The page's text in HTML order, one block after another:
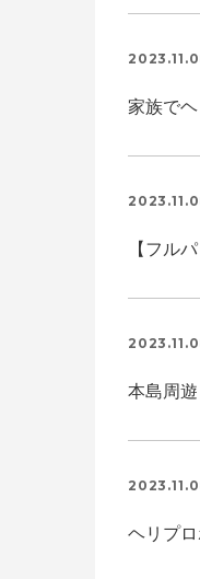
家族で
【フル
本島周
ヘリプ